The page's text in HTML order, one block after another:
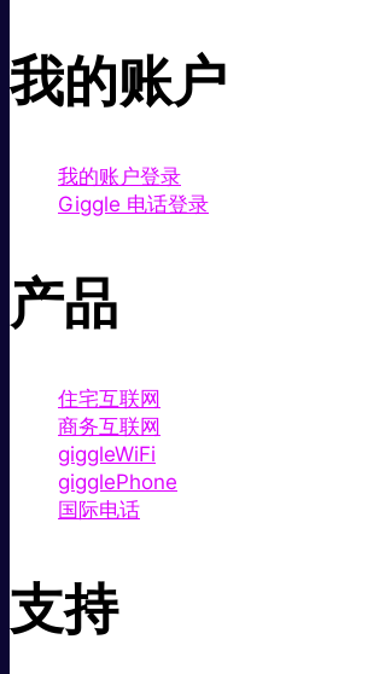
我的账户
我的账户登录
Giggle 电话登录
产品
住宅互联网
商务互联网
giggleWiFi
gigglePhone
国际电话
支持